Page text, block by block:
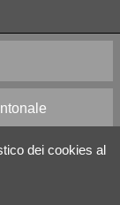
dei cookies al
media